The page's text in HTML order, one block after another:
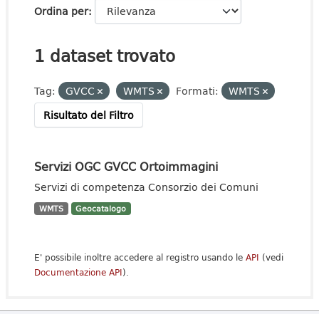
Ordina per
1 dataset trovato
Tag: GVCC WMTS Formati:
WMTS
Risultato del Filtro
Servizi OGC GVCC Ortoimmagini
Servizi di competenza Consorzio dei Comuni
WMTS Geocatalogo
E' possibile inoltre accedere al registro usando le API (vedi
Documentazione API).